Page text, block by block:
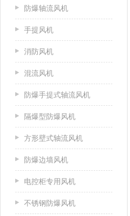
防爆轴流风机
手提风机
消防风机
混流风机
防爆手提式轴流风机
隔爆型防爆风机
方形壁式轴流风机
防爆边墙风机
电控柜专用风机
不锈钢防爆风机